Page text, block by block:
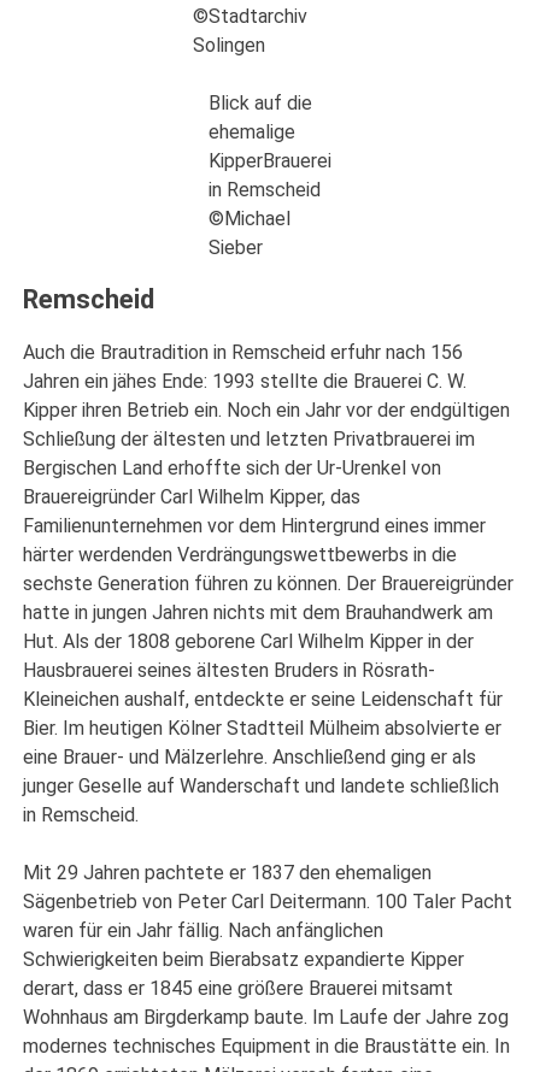
©Stadtarchiv
Solingen
Blick auf die
ehemalige
KipperBrauerei
in Remscheid
©Michael
Sieber
Remscheid
Auch die Brautradition in Remscheid erfuhr nach 156
Jahren ein jähes Ende: 1993 stellte die Brauerei C. W.
Kipper ihren Betrieb ein. Noch ein Jahr vor der endgültigen
Schließung der ältesten und letzten Privatbrauerei im
Bergischen Land erhoffte sich der Ur-Urenkel von
Brauereigründer Carl Wilhelm Kipper, das
Familienunternehmen vor dem Hintergrund eines immer
härter werdenden Verdrängungswettbewerbs in die
sechste Generation führen zu können. Der Brauereigründer
hatte in jungen Jahren nichts mit dem Brauhandwerk am
Hut. Als der 1808 geborene Carl Wilhelm Kipper in der
Hausbrauerei seines ältesten Bruders in Rösrath-
Kleineichen aushalf, entdeckte er seine Leidenschaft für
Bier. Im heutigen Kölner Stadtteil Mülheim absolvierte er
eine Brauer- und Mälzerlehre. Anschließend ging er als
junger Geselle auf Wanderschaft und landete schließlich
in Remscheid.
Mit 29 Jahren pachtete er 1837 den ehemaligen
Sägenbetrieb von Peter Carl Deitermann. 100 Taler Pacht
waren für ein Jahr fällig. Nach anfänglichen
Schwierigkeiten beim Bierabsatz expandierte Kipper
derart, dass er 1845 eine größere Brauerei mitsamt
Wohnhaus am Birgderkamp baute. Im Laufe der Jahre zog
modernes technisches Equipment in die Braustätte ein. In